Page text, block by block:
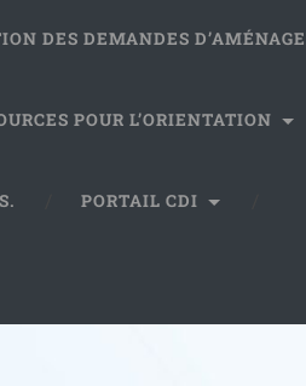
DES DEMANDES
POUR L’ORIENTATION
PORTAIL CDI